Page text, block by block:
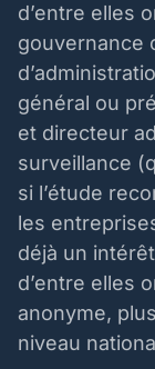
d’entre elles
gouvernance
général ou
et directeur
surveillance
si l’étude
les
déjà un
d’entre elles
anonyme,
niveau